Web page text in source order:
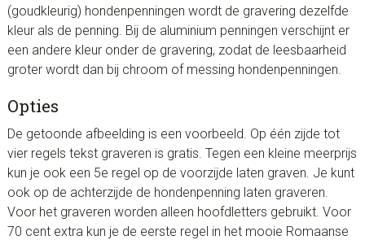
(goudkleurig) hondenpenningen wordt de gravering dezelfde
kleur als de penning. Bij de aluminium penningen verschijnt er
een andere kleur onder de gravering, zodat de leesbaarheid
groter wordt dan bij chroom of messing hondenpenningen.
Opties
De getoonde afbeelding is een voorbeeld. Op één zijde tot
vier regels tekst graveren is gratis. Tegen een kleine meerprijs
kun je ook een 5e regel op de voorzijde laten graven. Je kunt
ook op de achterzijde de hondenpenning laten graveren.
Voor het graveren worden alleen hoofdletters gebruikt. Voor
70 cent extra kun je de eerste regel in het mooie Romaanse